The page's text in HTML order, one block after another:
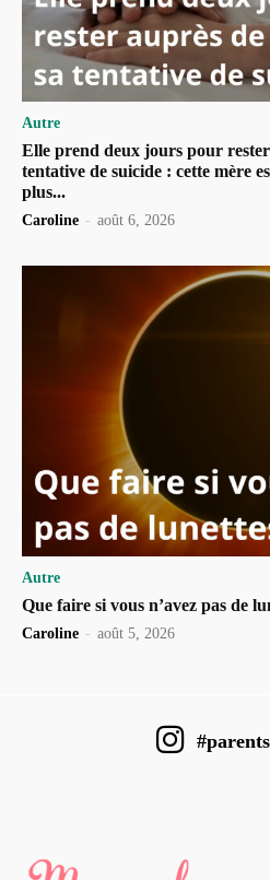
Autre
Elle prend deux jours pour
tentative de suicide : cette mère
plus...
Caroline - août 6, 2026
Autre
Que faire si vous n’avez pas de
Caroline - août 5, 2026